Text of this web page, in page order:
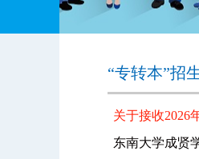
“专转本”招
关于接收2026
东南大学成贤